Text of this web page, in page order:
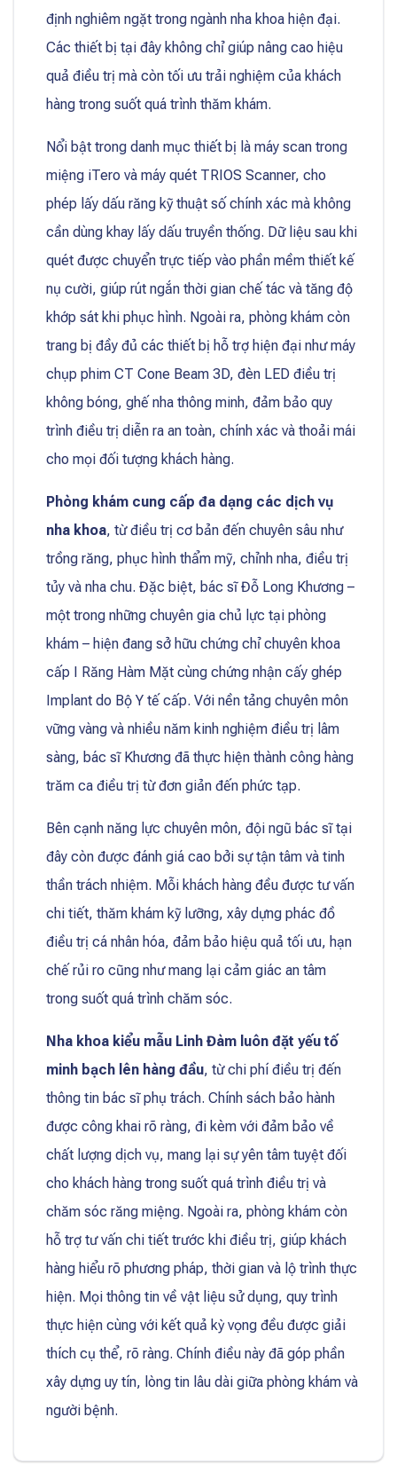
định nghiêm ngặt trong ngành nha khoa hiện đại.
Các thiết bị tại đây không chỉ giúp nâng cao hiệu
quả điều trị mà còn tối ưu trải nghiệm của khách
hàng trong suốt quá trình thăm khám.
Nổi bật trong danh mục thiết bị là máy scan trong
miệng iTero và máy quét TRIOS Scanner, cho
phép lấy dấu răng kỹ thuật số chính xác mà không
cần dùng khay lấy dấu truyền thống. Dữ liệu sau khi
quét được chuyển trực tiếp vào phần mềm thiết kế
nụ cười, giúp rút ngắn thời gian chế tác và tăng độ
khớp sát khi phục hình. Ngoài ra, phòng khám còn
trang bị đầy đủ các thiết bị hỗ trợ hiện đại như máy
chụp phim CT Cone Beam 3D, đèn LED điều trị
không bóng, ghế nha thông minh, đảm bảo quy
trình điều trị diễn ra an toàn, chính xác và thoải mái
cho mọi đối tượng khách hàng.
Phòng khám cung cấp đa dạng các dịch vụ
nha khoa, từ điều trị cơ bản đến chuyên sâu như
trồng răng, phục hình thẩm mỹ, chỉnh nha, điều trị
tủy và nha chu. Đặc biệt, bác sĩ Đỗ Long Khương –
một trong những chuyên gia chủ lực tại phòng
khám – hiện đang sở hữu chứng chỉ chuyên khoa
cấp I Răng Hàm Mặt cùng chứng nhận cấy ghép
Implant do Bộ Y tế cấp. Với nền tảng chuyên môn
vững vàng và nhiều năm kinh nghiệm điều trị lâm
sàng, bác sĩ Khương đã thực hiện thành công hàng
trăm ca điều trị từ đơn giản đến phức tạp.
Bên cạnh năng lực chuyên môn, đội ngũ bác sĩ tại
đây còn được đánh giá cao bởi sự tận tâm và tinh
thần trách nhiệm. Mỗi khách hàng đều được tư vấn
chi tiết, thăm khám kỹ lưỡng, xây dựng phác đồ
điều trị cá nhân hóa, đảm bảo hiệu quả tối ưu, hạn
chế rủi ro cũng như mang lại cảm giác an tâm
trong suốt quá trình chăm sóc.
Nha khoa kiểu mẫu Linh Đàm luôn đặt yếu tố
minh bạch lên hàng đầu, từ chi phí điều trị đến
thông tin bác sĩ phụ trách. Chính sách bảo hành
được công khai rõ ràng, đi kèm với đảm bảo về
chất lượng dịch vụ, mang lại sự yên tâm tuyệt đối
cho khách hàng trong suốt quá trình điều trị và
chăm sóc răng miệng. Ngoài ra, phòng khám còn
hỗ trợ tư vấn chi tiết trước khi điều trị, giúp khách
hàng hiểu rõ phương pháp, thời gian và lộ trình thực
hiện. Mọi thông tin về vật liệu sử dụng, quy trình
thực hiện cùng với kết quả kỳ vọng đều được giải
thích cụ thể, rõ ràng. Chính điều này đã góp phần
xây dựng uy tín, lòng tin lâu dài giữa phòng khám và
người bệnh.